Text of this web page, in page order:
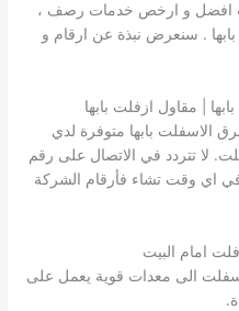
افضل و ارخص خدمات رصف ،
. سنعرض نبذة عن ارقام و
الاسفلت بابها متوفرة لدي
لا تتردد في الاتصال على رقم
اي وقت تشاء فأرقام الشركة
امام البيت
الى معدات قوية يعمل على